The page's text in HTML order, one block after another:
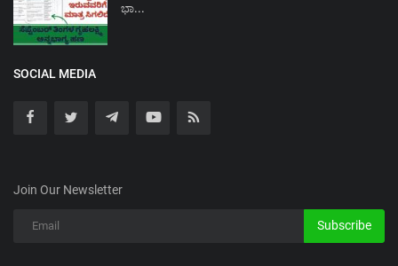
ಭಾ...
SOCIAL MEDIA
Join Our Newsletter
Subscribe